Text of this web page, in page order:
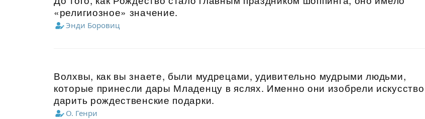
«религиозное» значение.
Энди Боровиц
Волхвы, как вы знаете, были мудрецами, удивительно мудрыми людьми,
которые принесли дары Младенцу в яслях. Именно они изобрели искусство
дарить рождественские подарки.
О. Генри